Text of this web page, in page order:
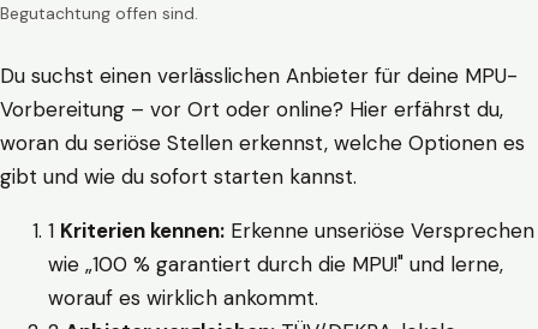
Begutachtung offen sind.
Du suchst einen verlässlichen Anbieter für deine MPU-
Vorbereitung – vor Ort oder online? Hier erfährst du,
woran du seriöse Stellen erkennst, welche Optionen es
gibt und wie du sofort starten kannst.
1 Kriterien kennen: Erkenne unseriöse Versprechen
wie „100 % garantiert durch die MPU!" und lerne,
worauf es wirklich ankommt.